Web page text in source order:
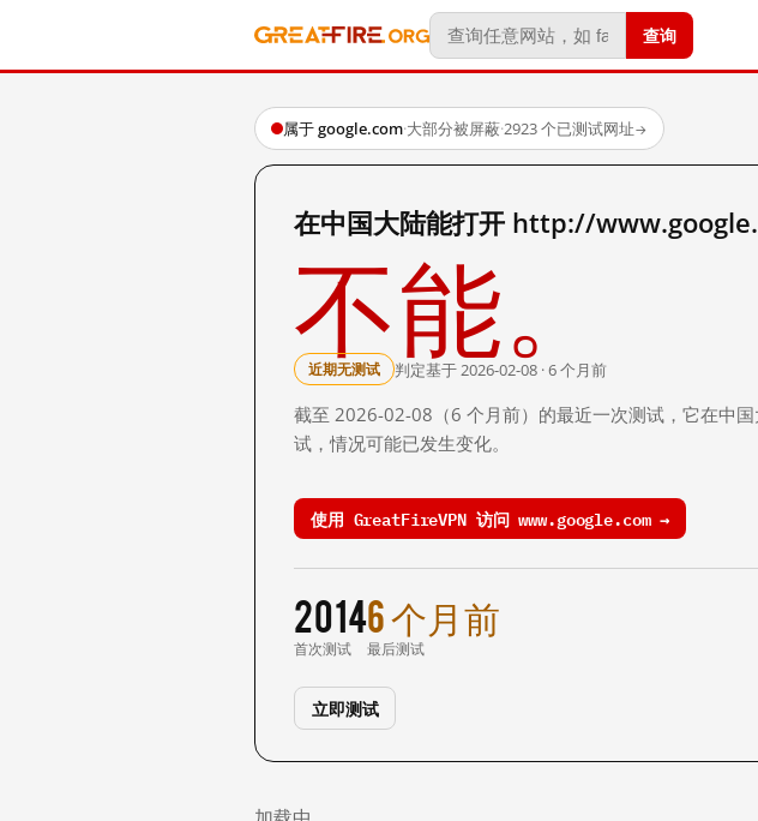
查询
属于 google.com·大部分被屏蔽·2923 个已测试网址→
在中国大陆能打开 http://
不能。
近期无测试 判定基于 2026-02-08 · 6 个月前
截至 2026-02-08（6 个月前）的最近一次测试，它在中
试，情况可能已发生变化。
使用 GreatFireVPN 访问 www.google.com →
2014
首次测试
6 个月前
最后测试
立即测试